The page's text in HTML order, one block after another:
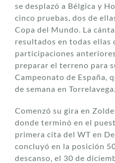
se desplazó a Bélgica y
cinco pruebas, dos de
Copa del Mundo. La
resultados en todas ellas
participaciones
preparar el terreno para
Campeonato de España,
de semana en Torrelavega.
Comenzó su gira en
donde terminó en el
primera cita del WT en
concluyó en la posición
descanso, el 30 de